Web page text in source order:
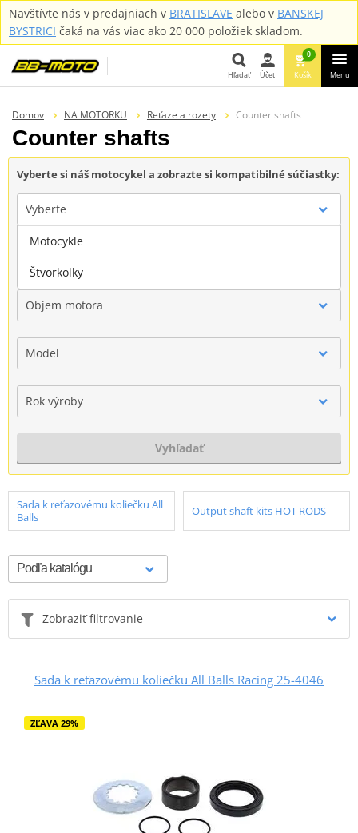
Navštívte nás v predajniach v BRATISLAVE alebo v BANSKEJ
BYSTRICI čaká na vás viac ako 20 000 položiek skladom.
Hľadať
Hľadať Účet
0
Košík Menu
Domov NA MOTORKU Reťaze a rozety Counter shafts
Counter shafts
Vyberte si náš motocykel a zobrazte si kompatibilné súčiastky:
Vyberte
Značka
Objem motora
Model
Rok výroby
Vyhľadať
Sada k reťazovému koliečku All
Balls
Output shaft kits HOT RODS
Zobraziť filtrovanie
Sada k reťazovému koliečku All Balls Racing 25-4046
ZĽAVA 29%
Motocykle
Štvorkolky